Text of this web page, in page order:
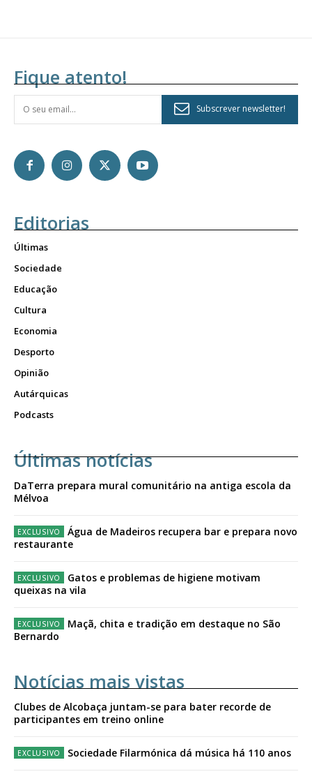
Fique atento!
Subscrever newsletter!
Editorias
Últimas
Sociedade
Educação
Cultura
Economia
Desporto
Opinião
Autárquicas
Podcasts
Últimas notícias
DaTerra prepara mural comunitário na antiga escola da
Mélvoa
Água de Madeiros recupera bar e prepara novo
restaurante
Gatos e problemas de higiene motivam
queixas na vila
Maçã, chita e tradição em destaque no São
Bernardo
Notícias mais vistas
Clubes de Alcobaça juntam-se para bater recorde de
participantes em treino online
Sociedade Filarmónica dá música há 110 anos